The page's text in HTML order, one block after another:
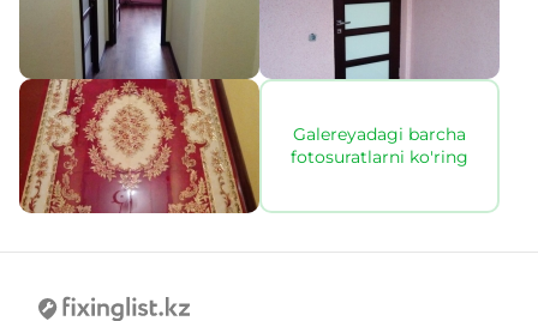
Galereyadagi barcha
fotosuratlarni ko'ring